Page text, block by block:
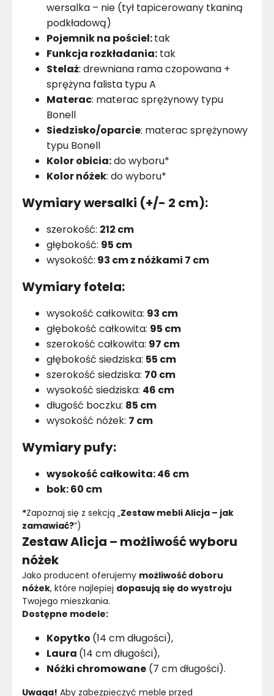
wersalka – nie (tył tapicerowany tkaniną
podkładową)
Pojemnik na pościel:tak
Funkcja rozkładania: tak
Stelaż: drewniana rama czopowana +
sprężyna falista typu A
Materac: materac sprężynowy typu
Bonell
Siedzisko/oparcie: materac sprężynowy
typu Bonell
Kolor obicia:do wyboru*
Kolor nóżek: do wyboru*
Wymiary wersalki (+/- 2 cm):
szerokość: 212 cm
głębokość: 95 cm
wysokość: 93 cm z nóżkami 7 cm
Wymiary fotela:
wysokość całkowita: 93 cm
głębokość całkowita: 95 cm
szerokość całkowita: 97 cm
głębokość siedziska: 55 cm
szerokość siedziska: 70 cm
wysokość siedziska: 46 cm
długość boczku: 85 cm
wysokość nóżek: 7 cm
Wymiary pufy:
wysokość całkowita: 46 cm
bok: 60 cm
*Zapoznaj się z sekcją „Zestaw mebli Alicja – jak
zamawiać?”)
Zestaw Alicja – możliwość wyboru
nóżek
Jako producent oferujemy możliwość doboru
nóżek, które najlepiej dopasują się do wystroju
Twojego mieszkania.
Dostępne modele:
Kopytko (14 cm długości),
Laura (14 cm długości),
Nóżki chromowane (7 cm długości).
Uwaga! Aby zabezpieczyć meble przed